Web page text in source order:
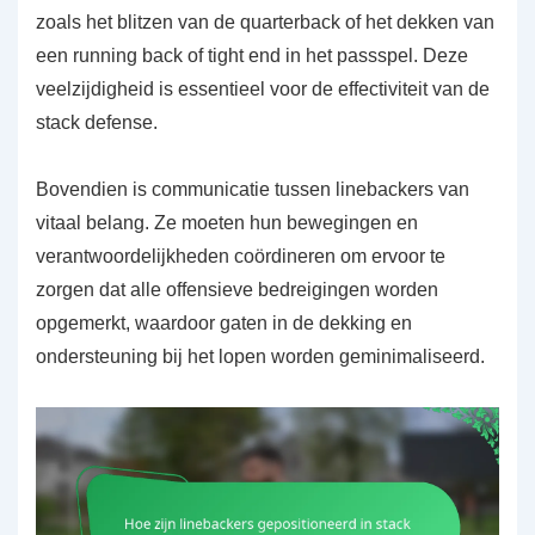
zoals het blitzen van de quarterback of het dekken van
een running back of tight end in het passspel. Deze
veelzijdigheid is essentieel voor de effectiviteit van de
stack defense.
Bovendien is communicatie tussen linebackers van
vitaal belang. Ze moeten hun bewegingen en
verantwoordelijkheden coördineren om ervoor te
zorgen dat alle offensieve bedreigingen worden
opgemerkt, waardoor gaten in de dekking en
ondersteuning bij het lopen worden geminimaliseerd.